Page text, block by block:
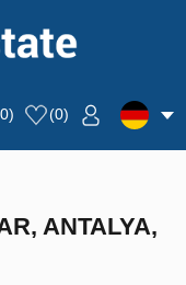
0) (0)
ANTALYA,